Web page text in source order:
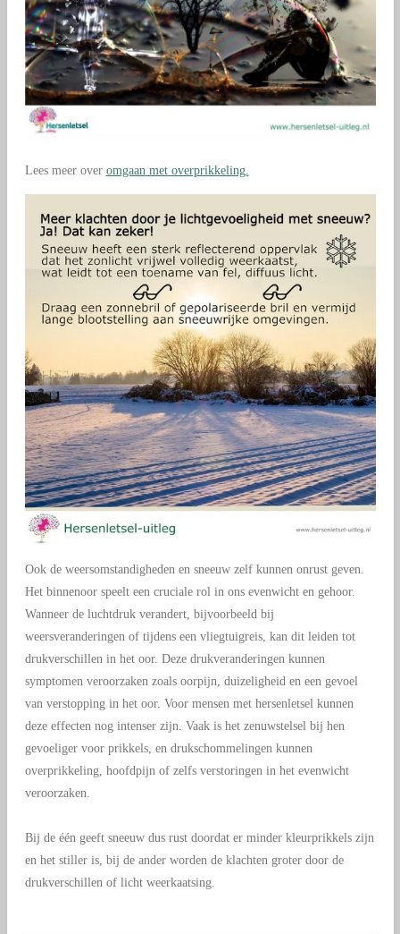
Lees meer over omgaan met overprikkeling.
Ook de weersomstandigheden en sneeuw zelf kunnen onrust geven.
Het binnenoor speelt een cruciale rol in ons evenwicht en gehoor.
Wanneer de luchtdruk verandert, bijvoorbeeld bij
weersveranderingen of tijdens een vliegtuigreis, kan dit leiden tot
drukverschillen in het oor. Deze drukveranderingen kunnen
symptomen veroorzaken zoals oorpijn, duizeligheid en een gevoel
van verstopping in het oor. Voor mensen met hersenletsel kunnen
deze effecten nog intenser zijn. Vaak is het zenuwstelsel bij hen
gevoeliger voor prikkels, en drukschommelingen kunnen
overprikkeling, hoofdpijn of zelfs verstoringen in het evenwicht
veroorzaken.
Bij de één geeft sneeuw dus rust doordat er minder kleurprikkels zijn
en het stiller is, bij de ander worden de klachten groter door de
drukverschillen of licht weerkaatsing.